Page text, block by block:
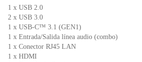
1 x USB 2.0
2 x USB 3.0
1 x USB-C™ 3.1 (GEN1)
1 x Entrada/Salida línea audio (combo)
1 x Conector RJ45 LAN
1 x HDMI